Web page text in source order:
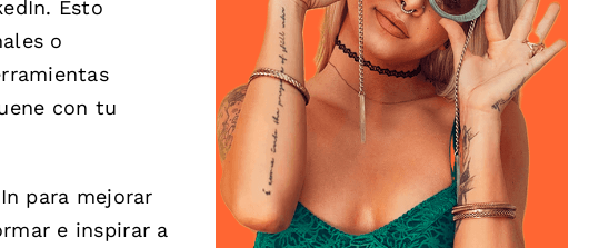
Esto
o
con tu
para mejorar
e inspirar a